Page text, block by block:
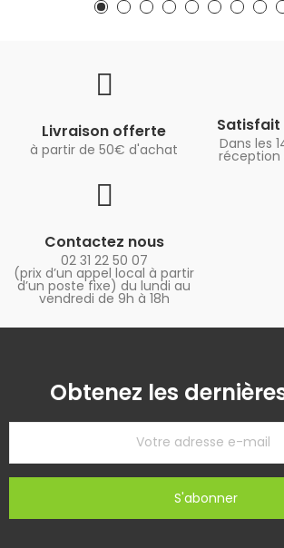
Livraison offerte
à partir de 50€ d'achat
Satisfait
Dans les
réception
Contactez nous
02 31 22 50 07
(prix d’un appel local à partir
d’un poste fixe) du lundi au
vendredi de 9h à 18h
Obtenez les
S'abonner